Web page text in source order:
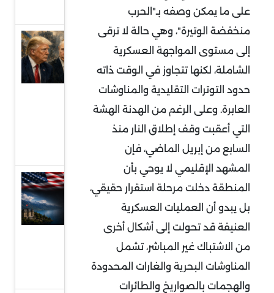
على ما يمكن وصفه بـ"الحرب
منخفضة الوتيرة"، وهي حالة لا ترقى
إلى مستوى المواجهة العسكرية
الشاملة، لكنها تتجاوز في الوقت ذاته
حدود التوترات التقليدية والمناوشات
العابرة. وعلى الرغم من الهدنة الهشة
التي أعقبت وقف إطلاق النار منذ
السابع من إبريل الماضي، فإن
المشهد الإقليمي لا يوحي بأن
المنطقة دخلت مرحلة استقرار حقيقي،
بل يبدو أن العمليات العسكرية
العنيفة قد تحولت إلى أشكال أخرى
من الاشتباك غير المباشر، تشمل
المناوشات البحرية والغارات المحدودة
والهجمات بالصواريخ والطائرات
ترامب
وبوتين
ووعود
وقف
الحرب
الروسية
مفاوضات
سويسرا ..
مجريات
الجولة
الأولى